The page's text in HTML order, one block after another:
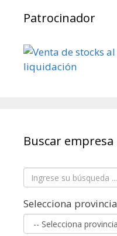
Patrocinador
Buscar empresa
Selecciona provincia